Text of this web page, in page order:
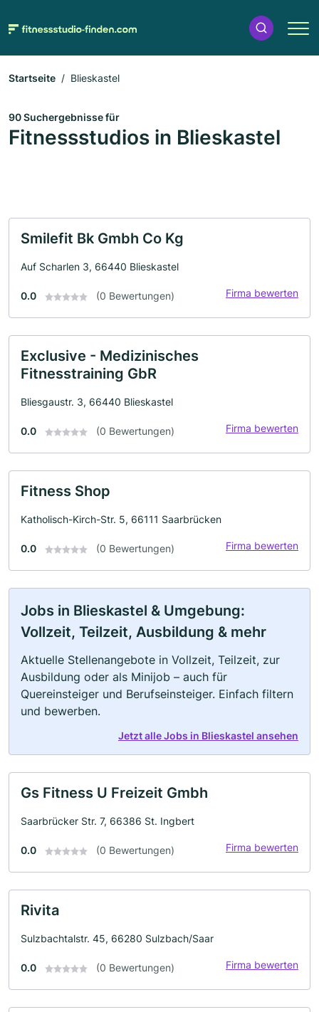
Startseite Blieskastel
90 Suchergebnisse für
Fitnessstudios in Blieskastel
Smilefit Bk Gmbh Co Kg
Auf Scharlen 3, 66440 Blieskastel
0.0 (0 Bewertungen) Firma bewerten
Exclusive - Medizinisches
Fitnesstraining GbR
Bliesgaustr. 3, 66440 Blieskastel
0.0 (0 Bewertungen) Firma bewerten
Fitness Shop
Katholisch-Kirch-Str. 5, 66111 Saarbrücken
0.0 (0 Bewertungen) Firma bewerten
Jobs in Blieskastel & Umgebung:
Vollzeit, Teilzeit, Ausbildung & mehr
Aktuelle Stellenangebote in Vollzeit, Teilzeit, zur
Ausbildung oder als Minijob – auch für
Quereinsteiger und Berufseinsteiger. Einfach filtern
und bewerben.
Jetzt alle Jobs in Blieskastel ansehen
Gs Fitness U Freizeit Gmbh
Saarbrücker Str. 7, 66386 St. Ingbert
0.0 (0 Bewertungen) Firma bewerten
Rivita
Sulzbachtalstr. 45, 66280 Sulzbach/Saar
0.0 (0 Bewertungen) Firma bewerten